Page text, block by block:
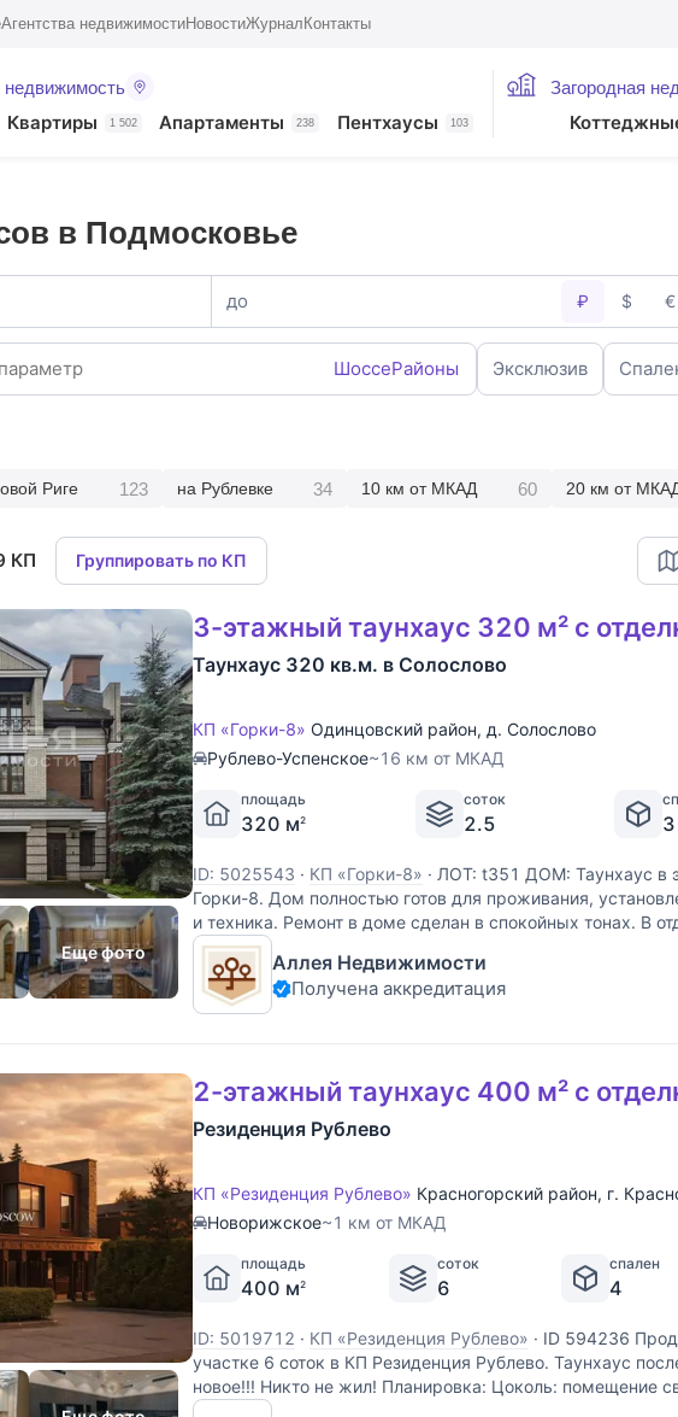
Агентства недвижимостиНовостиЖурнал Контакты
недвижимость
Квартиры 1 502 Апартаменты 238 Пентхаусы 103
Загородная
в Подмосковье
до ₽ $ €
ШоссеРайоны Эксклюзив
4
Риге 123 на Рублевке 34 10 км от МКАД 60 20 км от
КП Группировать по КП
Еще фото
3-этажный таунхаус 320 м² с
Таунхаус 320 кв.м. в Солослово
КП «Горки-8» Одинцовский район, д. Солослово
Рублево-Успенское~16 км от МКАД
площадь
320 м2
соток
2.5 3
ID: 5025543 · КП «Горки-8» · ЛОТ: t351 ДОМ: Таунхаус в
Горки-8. Дом полностью готов для проживания,
и техника. Ремонт в доме сделан в спокойных тонах. В
натуральные дорогие материалы
Аллея Недвижимости
Получена аккредитация
2-этажный таунхаус 400 м² с
Резиденция Рублево
КП «Резиденция Рублево» Красногорский район, г.
Новорижское~1 км от МКАД
площадь
400 м2
соток
6
спален
4
ID: 5019712 · КП «Резиденция Рублево» · ID 594236
участке 6 соток в КП Резиденция Рублево. Таунхаус
новое!!! Никто не жил! Планировка: Цоколь: помещение
плитке), высота потолка 1,7 м. 1 этаж: